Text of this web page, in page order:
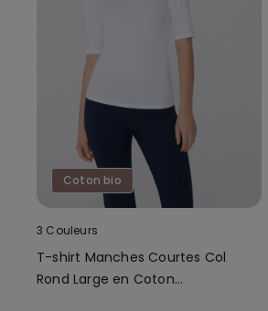
Coton bio
3 Couleurs
T-shirt Manches Courtes Col
Rond Large en Coton